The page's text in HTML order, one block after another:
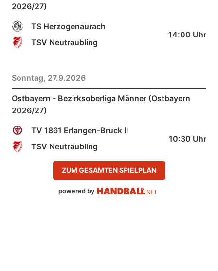
2026/27)
TS Herzogenaurach
TSV Neutraubling
14:00 Uhr
Sonntag, 27.9.2026
Ostbayern - Bezirksoberliga Männer (Ostbayern
2026/27)
TV 1861 Erlangen-Bruck II
TSV Neutraubling
10:30 Uhr
ZUM GESAMTEN SPIELPLAN
powered by